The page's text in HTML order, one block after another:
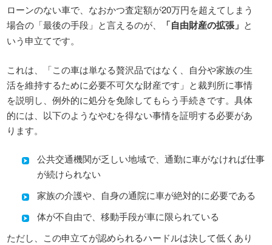
ローンのない車で、なおかつ査定額が20万円を超えてしまう
場合の「最後の手段」と言えるのが、
「自由財産の拡張」 と
いう申立てです。
これは、「この車は単なる贅沢品ではなく、自分や家族の生
活を維持するために必要不可欠な財産です」と裁判所に事情
を説明し、例外的に処分を免除してもらう手続きです。具体
的には、以下のようなやむを得ない事情を証明する必要があ
ります。
公共交通機関が乏しい地域で、通勤に車がなければ仕事
が続けられない
家族の介護や、自身の通院に車が絶対的に必要である
体が不自由で、移動手段が車に限られている
ただし、この申立てが認められるハードルは決して低くあり